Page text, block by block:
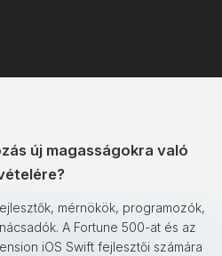
új magasságokra való
mérnökök, programozók,
A Fortune 500-at és az
iOS Swift fejlesztői számára